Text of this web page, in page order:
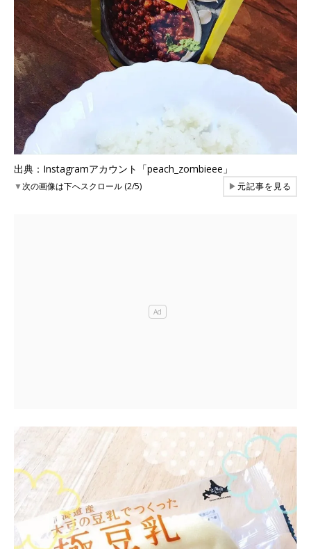
出典：Instagramアカウント「peach_zombieee」
▼次の画像は下へスクロール (2/5) ▶元記事を見る